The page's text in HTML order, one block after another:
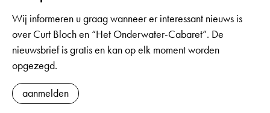
Wij informeren u graag wanneer er interessant nieuws is
over Curt Bloch en “Het Onderwater-Cabaret”. De
nieuwsbrief is gratis en kan op elk moment worden
opgezegd.
aanmelden